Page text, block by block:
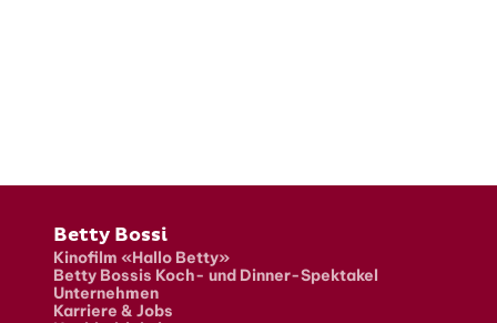
Fusszeile
Betty Bossi
Kinofilm «Hallo Betty»
Betty Bossis Koch- und Dinner-Spektakel
Unternehmen
Karriere & Jobs